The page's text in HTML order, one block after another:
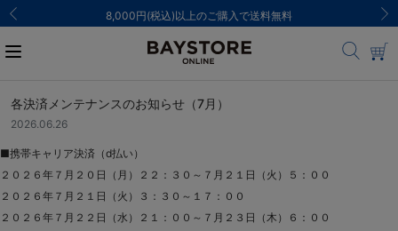
8,000円(税込)以上のご購入で送料無料
各決済メンテナンスのお知らせ（7月）
2026.06.26
■携帯キャリア決済（d払い）
２０２６年７月２０日（月）２２：３０～７月２１日（火）５：００
２０２６年７月２１日（火）３：３０～１７：００
２０２６年７月２２日（水）２１：００～７月２３日（木）６：００